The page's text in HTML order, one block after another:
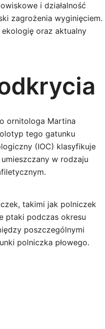
i działalność
zagrożenia wyginięciem.
oraz aktualny
ornitologa Martina
tego gatunku
(IOC) klasyfikuje
w rodzaju
takimi jak polniczek
ptaki podczas okresu
poszczególnymi
polniczka płowego.